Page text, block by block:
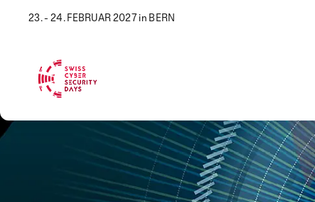
23. - 24. FEBRUAR 2027 in BERN